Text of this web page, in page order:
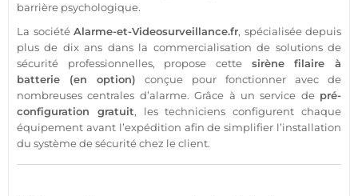
barrière psychologique.
La société Alarme-et-Videosurveillance.fr, spécialisée depuis
plus de dix ans dans la commercialisation de solutions de
sécurité professionnelles, propose cette sirène filaire à
batterie (en option) conçue pour fonctionner avec de
nombreuses centrales d’alarme. Grâce à un service de pré-
configuration gratuit, les techniciens configurent chaque
équipement avant l’expédition afin de simplifier l’installation
du systèmedesécuritéchez le client.